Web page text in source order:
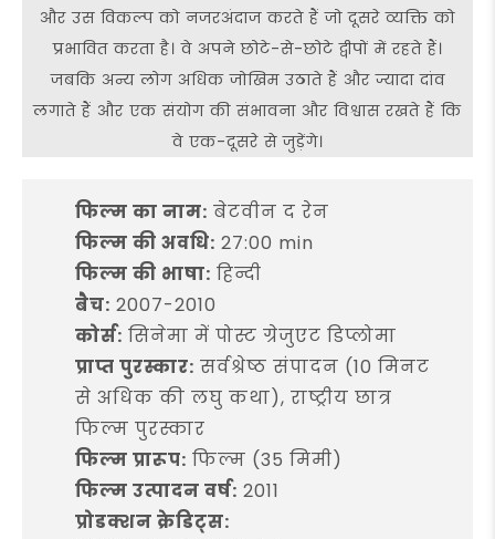
और उस विकल्प को नजरअंदाज करते हैं जो दूसरे व्यक्ति को
प्रभावित करता है। वे अपने छोटे-से-छोटे द्वीपों में रहते हैं।
जबकि अन्य लोग अधिक जोखिम उठाते हैं और ज्यादा दांव
लगाते हैं और एक संयोग की संभावना और विश्वास रखते हैं कि
वे एक-दूसरे से जुड़ेंगे।
फिल्म का नाम: बेटवीन द रेन
फिल्म की अवधि: 27:00 min
फिल्म की भाषा: हिन्दी
बैच: 2007-2010
कोर्स: सिनेमा में पोस्ट ग्रेजुएट डिप्लोमा
प्राप्त पुरस्कार: सर्वश्रेष्ठ संपादन (10 मिनट
से अधिक की लघु कथा), राष्ट्रीय छात्र
फिल्म पुरस्कार
फिल्म प्रारूप: फिल्म (35 मिमी)
फिल्म उत्पादन वर्ष: 2011
प्रोडक्शन क्रेडिट्स: